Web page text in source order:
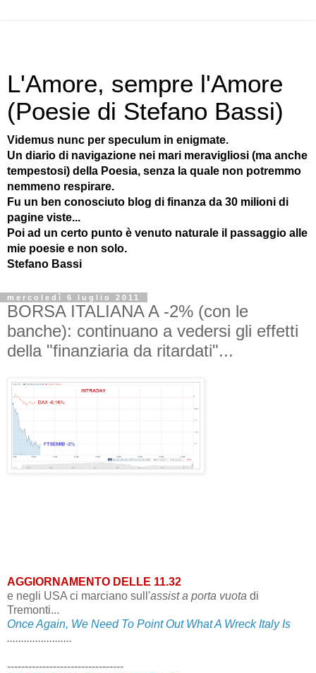
L'Amore, sempre l'Amore
(Poesie di Stefano Bassi)
Videmus nunc per speculum in enigmate.
Un diario di navigazione nei mari meravigliosi (ma anche
tempestosi) della Poesia, senza la quale non potremmo
nemmeno respirare.
Fu un ben conosciuto blog di finanza da 30 milioni di
pagine viste...
Poi ad un certo punto è venuto naturale il passaggio alle
mie poesie e non solo.
Stefano Bassi
mercoledì 6 luglio 2011
BORSA ITALIANA A -2% (con le
banche): continuano a vedersi gli effetti
della "finanziaria da ritardati"...
AGGIORNAMENTO DELLE 11.32
e negli USA ci marciano sull'assist a porta vuota di
Tremonti...
Once Again, We Need To Point Out What A Wreck Italy Is
.......................
---------------------------------